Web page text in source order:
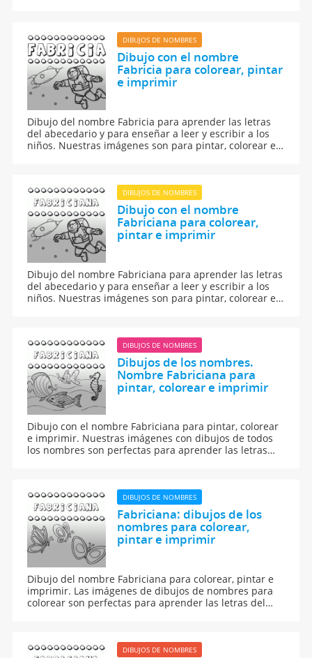
DIBUJOS DE NOMBRES
Dibujo con el nombre
Fabricia para colorear, pintar
e imprimir
Dibujo del nombre Fabricia para aprender las letras
del abecedario y para enseñar a leer y escribir a los
niños. Nuestras imágenes son para pintar, colorear e
DIBUJOS DE NOMBRES
Dibujo con el nombre
Fabriciana para colorear,
pintar e imprimir
Dibujo del nombre Fabriciana para aprender las letras
del abecedario y para enseñar a leer y escribir a los
niños. Nuestras imágenes son para pintar, colorear e
DIBUJOS DE NOMBRES
Dibujos de los nombres.
Nombre Fabriciana para
pintar, colorear e imprimir
Dibujo con el nombre Fabriciana para pintar, colorear
e imprimir. Nuestras imágenes con dibujos de todos
los nombres son perfectas para aprender las letras
DIBUJOS DE NOMBRES
Fabriciana: dibujos de los
nombres para colorear,
pintar e imprimir
Dibujo del nombre Fabriciana para colorear, pintar e
imprimir. Las imágenes de dibujos de nombres para
colorear son perfectas para aprender las letras del
DIBUJOS DE NOMBRES